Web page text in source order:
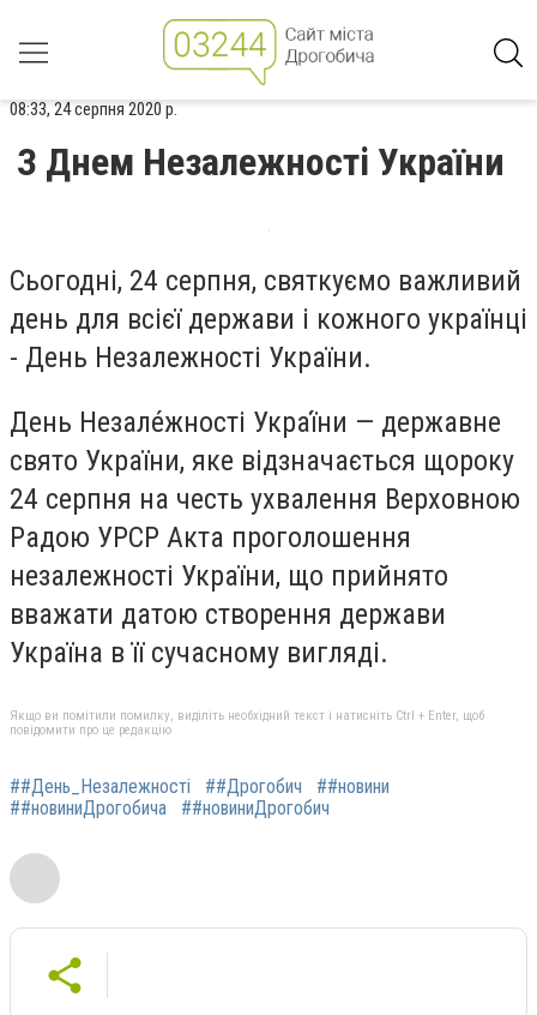
08:33, 24 серпня 2020 р.
З Днем Незалежності України
Сьогодні, 24 серпня, святкуємо важливий
день для всієї держави і кожного українці
- День Незалежності України.
День Незале́жності Украї́ни — державне
свято України, яке відзначається щороку
24 серпня на честь ухвалення Верховною
Радою УРСР Акта проголошення
незалежності України, що прийнято
вважати датою створення держави
Україна в її сучасному вигляді.
Якщо ви помітили помилку, виділіть необхідний текст і натисніть Ctrl + Enter, щоб
повідомити про це редакцію
##День_Незалежності ##Дрогобич
##новини
##новиниДрогобича
##новиниДрогобич